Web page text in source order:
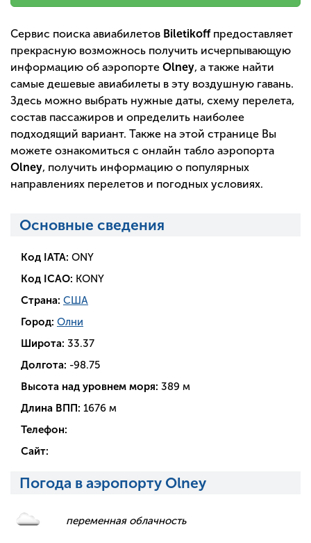
Сервис поиска авиабилетов Biletikoffпредоставляет
прекрасную возможнось получить исчерпывающую
информацию об аэропорте Olney, а также найти
самые дешевые авиабилеты в эту воздушную гавань.
Здесь можно выбрать нужные даты, схему перелета,
состав пассажиров и определить наиболее
подходящий вариант. Также на этой странице Вы
можете ознакомиться с онлайн табло аэропорта
Olney, получить информацию о популярных
направлениях перелетов и погодных условиях.
Основные сведения
Код IATA: ONY
Код ICAO: KONY
Страна: США
Город: Олни
Широта: 33.37
Долгота: -98.75
Высота над уровнем моря: 389 м
Длина ВПП: 1676 м
Телефон:
Сайт:
Погода в аэропорту Olney
переменная облачность